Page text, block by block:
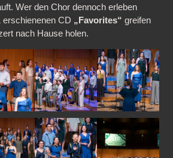
Wer den Chor dennoch erleben
CD „Favorites“ greifen
nach Hause holen.